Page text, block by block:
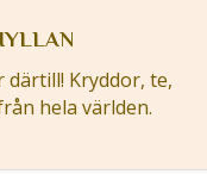
därtill! Kryddor, te,
hela världen.